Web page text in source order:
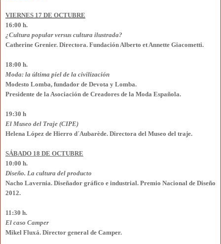
VIERNES 17 DE OCTUBRE
16:00 h.
¿Cultura popular versus cultura ilustrada?
Catherine Grenier. Directora. Fundación Alberto et Annette Giacometti.
18:00 h.
Moda: la última piel de la civilización
Modesto Lomba, fundador de Devota y Lomba.
Presidente de la Asociación de Creadores de la Moda Española.
19:30 h
El Museo del Traje (CIPE)
Helena López de Hierro d´Aubarède. Directora del Museo del traje.
SÁBADO 18 DE OCTUBRE
10:00 h.
Diseño. La cultura del producto
Nacho Lavernia. Diseñador gráfico e industrial. Premio Nacional de Diseño
2012.
11:30 h.
El caso Camper
Mikel Fluxá. Director general de Camper.